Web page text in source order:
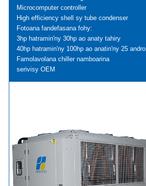
Microcomputer controller
High efficiency shell sy tube condenser
Fotoana fandefasana fohy:
3hp hatramin'ny 30hp ao anaty tahiry
40hp hatramin'ny 100hp ao anatin'ny 25 andro
Famolavolana chiller namboarina
serivisy OEM